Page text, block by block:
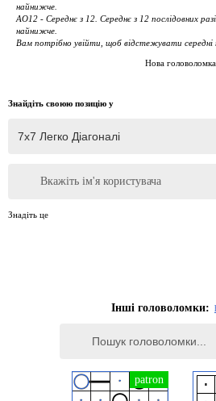
найнижче.
AO12 - Середнє з 12. Середнє з 12 послідовних
найнижче.
Вам потрібно увійти, щоб відстежувати середні
Нова головоломка
Знайдіть своюю позицію у
Вкажіть ім'я користувача
Знадіть це
Інші головоломки: